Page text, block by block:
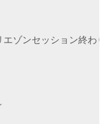
ゾンセッション終わり